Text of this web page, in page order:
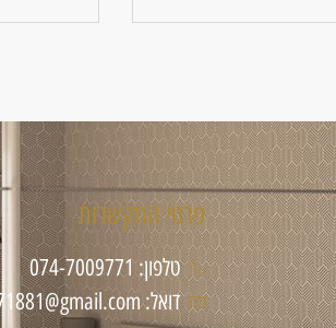
פרטי התקשרות
טלפון: 074-7009771
דואל: byb6471881@gmail.com